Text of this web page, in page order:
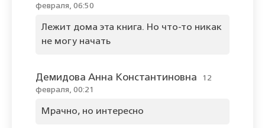
февраля, 06:50
Лежит дома эта книга. Но что-то никак
не могу начать
Демидова Анна Константиновна
12
февраля, 00:21
Мрачно, но интересно